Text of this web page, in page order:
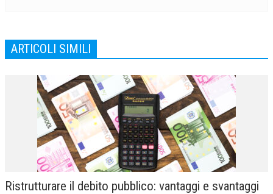
ARTICOLI SIMILI
Ristrutturare il debito pubblico: vantaggi e svantaggi